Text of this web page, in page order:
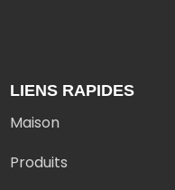
LIENS RAPIDES
Maison
Produits